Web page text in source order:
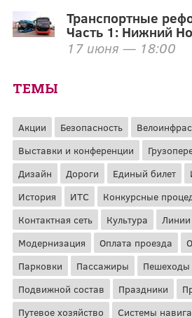
Транспортные
Часть 1: Нижний
17 июня — 18:00
ТЕМЫ
Акции Безопасность
Выставки и конференции
Дизайн
Дороги Единый билет
История
ИТС
Конкурсные
Контактная сеть
Культура
Модернизация
Оплата проезда
Парковки
Пассажиры Пешеходы
Подвижной состав
Праздники
Путевое хозяйство
Системы